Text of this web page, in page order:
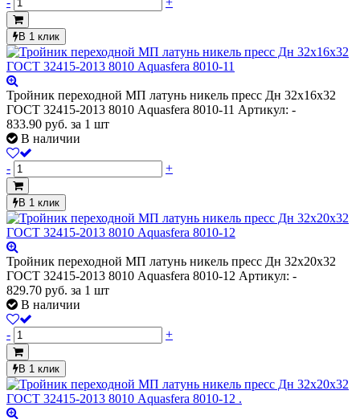
В 1 клик
Тройник переходной МП латунь никель пресс Дн 32х16х32
ГОСТ 32415-2013 8010 Aquasfera 8010-11 Артикул: -
833.90 руб. за 1 шт
В наличии
- +
В 1 клик
Тройник переходной МП латунь никель пресс Дн 32х20х32
ГОСТ 32415-2013 8010 Aquasfera 8010-12 Артикул: -
829.70 руб. за 1 шт
В наличии
- +
В 1 клик